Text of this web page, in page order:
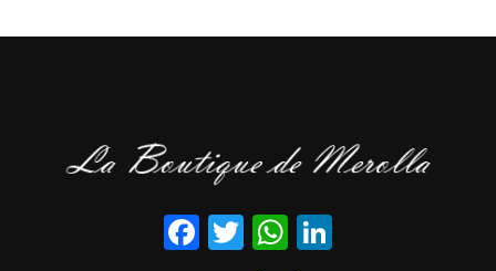
Facebook
TwitterWhatsApp